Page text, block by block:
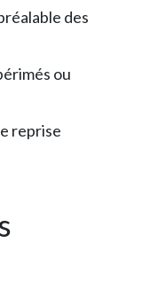
des
ou
reprise